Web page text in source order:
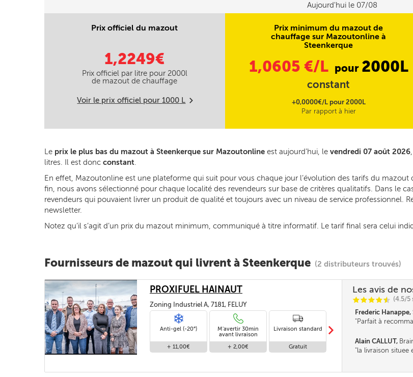
Aujourd'hui le 07/08
Prix officiel du mazout
1,2249€
Prix officiel par litre pour 2000l
de mazout de chauffage
Voir le prix officiel pour1000 L m
Prix minimum du mazout de
chauffage sur Mazoutonline à
Steenkerque
1,0605 €/L pour 2000L
constant
+0,0000€/L pour 2000L
Par rapport à hier
Le prix le plus bas du mazout à Steenkerque sur Mazoutonline est aujourd’hui, le vendredi 07 août 2026
litres. Il est donc constant.
En effet, Mazoutonline est une plateforme qui suit pour vous chaque jour l’évolution des tarifs du
fin, nous avons sélectionné pour chaque localité des revendeurs sur base de critères qualitatifs. Dans le
revendeurs qui pouvaient livrer un produit de qualité et toujours avec un niveau de service professionnel.
newsletter.
Notez qu’il s’agit d’un prix du mazout minimum, communiqué à titre informatif. Le tarif final sera celui
Fournisseurs de mazout qui livrent à Steenkerque (2 distributeurs trouvés)
PROXIFUEL HAINAUT
Zoning Industriel A, 7181, FELUY
Anti-gel (-20°)
+ 11,00€
M'avertir 30min
avant livraison
+ 2,00€
Livraison standard
Gratuit
Gratuit
m
Les avis de
CCCCi
@ (4.5/5
Frederic Hanappe,
Parfait à
Alain CALLUT,
la livraison situee